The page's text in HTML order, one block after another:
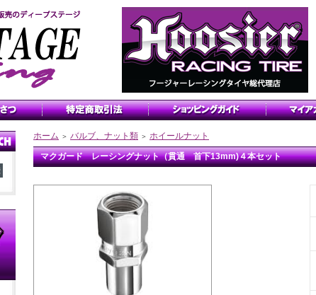
ホーム ＞ バルブ、ナット類 ＞ ホイールナット
マクガード レーシングナット（貫通 首下13mm)４本セット